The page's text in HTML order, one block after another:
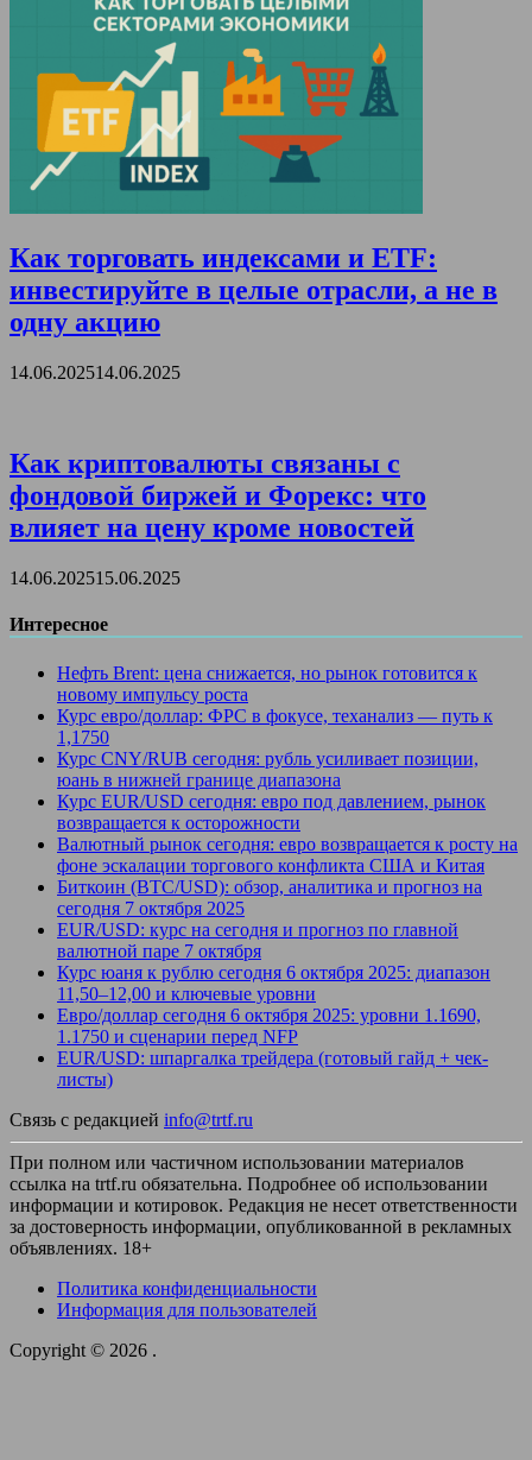
Как торговать индексами и ETF:
инвестируйте в целые отрасли, а не в
одну акцию
14.06.202514.06.2025
Как криптовалюты связаны с
фондовой биржей и Форекс: что
влияет на цену кроме новостей
14.06.202515.06.2025
Интересное
Нефть Brent: цена снижается, но рынок готовится к
новому импульсу роста
Курс евро/доллар: ФРС в фокусе, теханализ — путь к
1,1750
Курс CNY/RUB сегодня: рубль усиливает позиции,
юань в нижней границе диапазона
Курс EUR/USD сегодня: евро под давлением, рынок
возвращается к осторожности
Валютный рынок сегодня: евро возвращается к росту на
фоне эскалации торгового конфликта США и Китая
Биткоин (BTC/USD): обзор, аналитика и прогноз на
сегодня 7 октября 2025
EUR/USD: курс на сегодня и прогноз по главной
валютной паре 7 октября
Курс юаня к рублю сегодня 6 октября 2025: диапазон
11,50–12,00 и ключевые уровни
Евро/доллар сегодня 6 октября 2025: уровни 1.1690,
1.1750 и сценарии перед NFP
EUR/USD: шпаргалка трейдера (готовый гайд + чек-
листы)
Связь с редакцией info@trtf.ru
При полном или частичном использовании материалов
ссылка на trtf.ru обязательна. Подробнее об использовании
информации и котировок. Редакция не несет ответственности
за достоверность информации, опубликованной в рекламных
объявлениях. 18+
Политика конфиденциальности
Информация для пользователей
Copyright © 2026 .